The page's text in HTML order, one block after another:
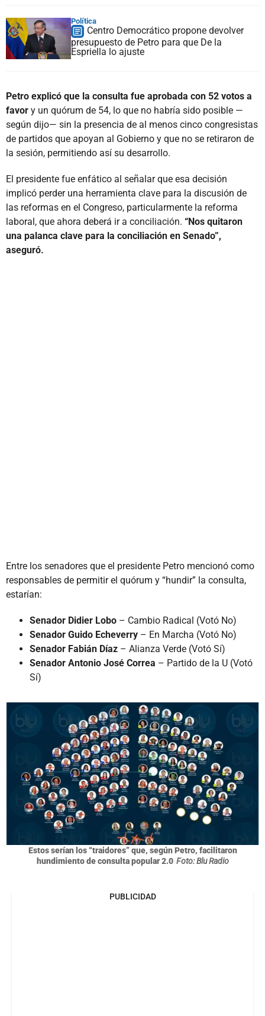
Política
Centro Democrático propone devolver
presupuesto de Petro para que De la
Espriella lo ajuste
Petro explicó que la consulta fue aprobada con 52 votos a
favor y un quórum de 54, lo que no habría sido posible —
según dijo— sin la presencia de al menos cinco congresistas
de partidos que apoyan al Gobierno y que no se retiraron de
la sesión, permitiendo así su desarrollo.
El presidente fue enfático al señalar que esa decisión
implicó perder una herramienta clave para la discusión de
las reformas en el Congreso, particularmente la reforma
laboral, que ahora deberá ir a conciliación. “Nos quitaron
una palanca clave para la conciliación en Senado”,
aseguró.
Entre los senadores que el presidente Petro mencionó como
responsables de permitir el quórum y “hundir” la consulta,
estarían:
Senador Didier Lobo – Cambio Radical (Votó No)
Senador Guido Echeverry – En Marcha (Votó No)
Senador Fabián Díaz – Alianza Verde (Votó Sí)
Senador Antonio José Correa – Partido de la U (Votó
Sí)
Estos serían los “traidores” que, según Petro, facilitaron
hundimiento de consulta popular 2.0 Foto: Blu Radio
PUBLICIDAD